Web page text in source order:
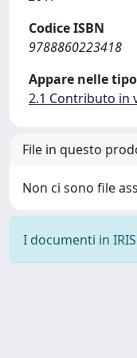
Codice ISBN
9788860223418
Appare nelle
2.1 Contributo in
File in questo
Non ci sono file
I documenti in